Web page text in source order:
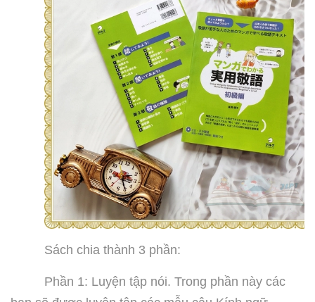
Sách chia thành 3 phần:
Phần 1: Luyện tập nói. Trong phần này các